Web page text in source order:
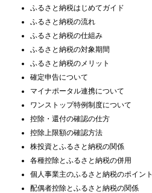
ふるさと納税はじめてガイド
ふるさと納税の流れ
ふるさと納税の仕組み
ふるさと納税の対象期間
ふるさと納税のメリット
確定申告について
マイナポータル連携について
ワンストップ特例制度について
控除・還付の確認の仕方
控除上限額の確認方法
株投資とふるさと納税の関係
各種控除とふるさと納税の併用
個人事業主のふるさと納税のポイント
配偶者控除とふるさと納税の関係